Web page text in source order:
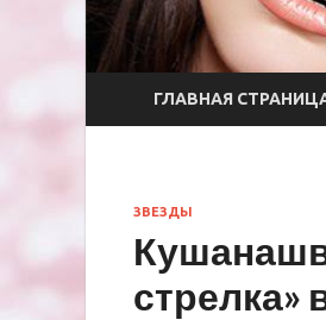
ГЛАВНАЯ
ЗВЕЗДЫ
стрелка»